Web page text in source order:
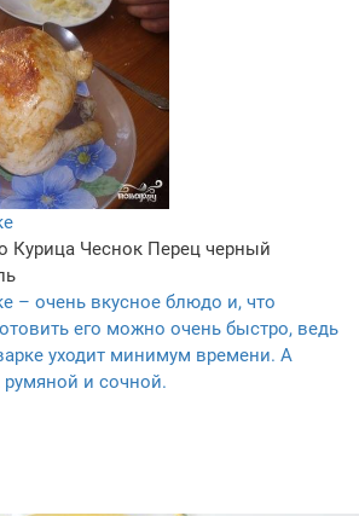
Курица Чеснок Перец черный
– очень вкусное блюдо и, что
его можно очень быстро, ведь
уходит минимум времени. А
румяной и сочной.